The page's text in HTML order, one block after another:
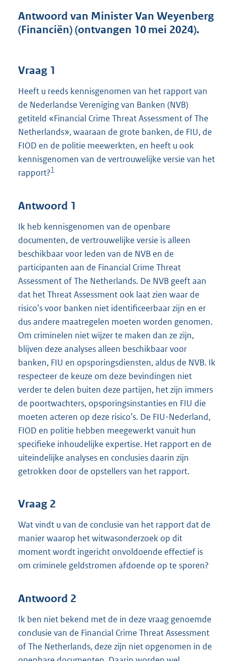
5
Antwoord van Minister Van Weyenberg
(Financiën) (ontvangen 10 mei 2024).
Vraag 1
Heeft u reeds kennisgenomen van het rapport van
de Nederlandse Vereniging van Banken (NVB)
getiteld «Financial Crime Threat Assessment of The
Netherlands», waaraan de grote banken, de FIU, de
FIOD en de politie meewerkten, en heeft u ook
kennisgenomen van de vertrouwelijke versie van het
rapport?1
Antwoord 1
Ik heb kennisgenomen van de openbare
documenten, de vertrouwelijke versie is alleen
beschikbaar voor leden van de NVB en de
participanten aan de Financial Crime Threat
Assessment of The Netherlands. De NVB geeft aan
dat het Threat Assessment ook laat zien waar de
risico’s voor banken niet identificeerbaar zijn en er
dus andere maatregelen moeten worden genomen.
Om criminelen niet wijzer te maken dan ze zijn,
blijven deze analyses alleen beschikbaar voor
banken, FIU en opsporingsdiensten, aldus de NVB. Ik
respecteer de keuze om deze bevindingen niet
verder te delen buiten deze partijen, het zijn immers
de poortwachters, opsporingsinstanties en FIU die
moeten acteren op deze risico’s. De FIU-Nederland,
FIOD en politie hebben meegewerkt vanuit hun
specifieke inhoudelijke expertise. Het rapport en de
uiteindelijke analyses en conclusies daarin zijn
getrokken door de opstellers van het rapport.
Vraag 2
Wat vindt u van de conclusie van het rapport dat de
manier waarop het witwasonderzoek op dit
moment wordt ingericht onvoldoende effectief is
om criminele geldstromen afdoende op te sporen?
Antwoord 2
Ik ben niet bekend met de in deze vraag genoemde
conclusie van de Financial Crime Threat Assessment
of The Netherlands, deze zijn niet opgenomen in de